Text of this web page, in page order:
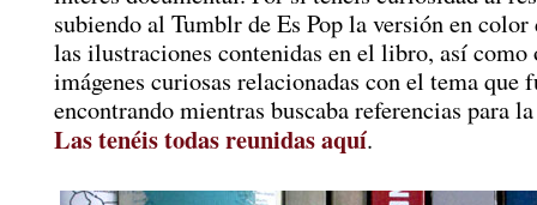
subiendo al Tumblr de Es Pop la versión en color
las ilustraciones contenidas en el libro, así como
imágenes curiosas relacionadas con el tema que
encontrando mientras buscaba referencias para
Las tenéis todas reunidas aquí.